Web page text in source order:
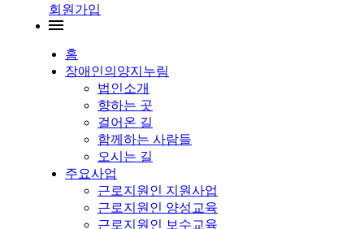
회원가입
홈
장애인의양지누림
법인소개
향하는 곳
걸어온 길
함께하는 사람들
오시는 길
주요사업
근로지원인 지원사업
근로지원인 양성교육
근로지원인 보수교육